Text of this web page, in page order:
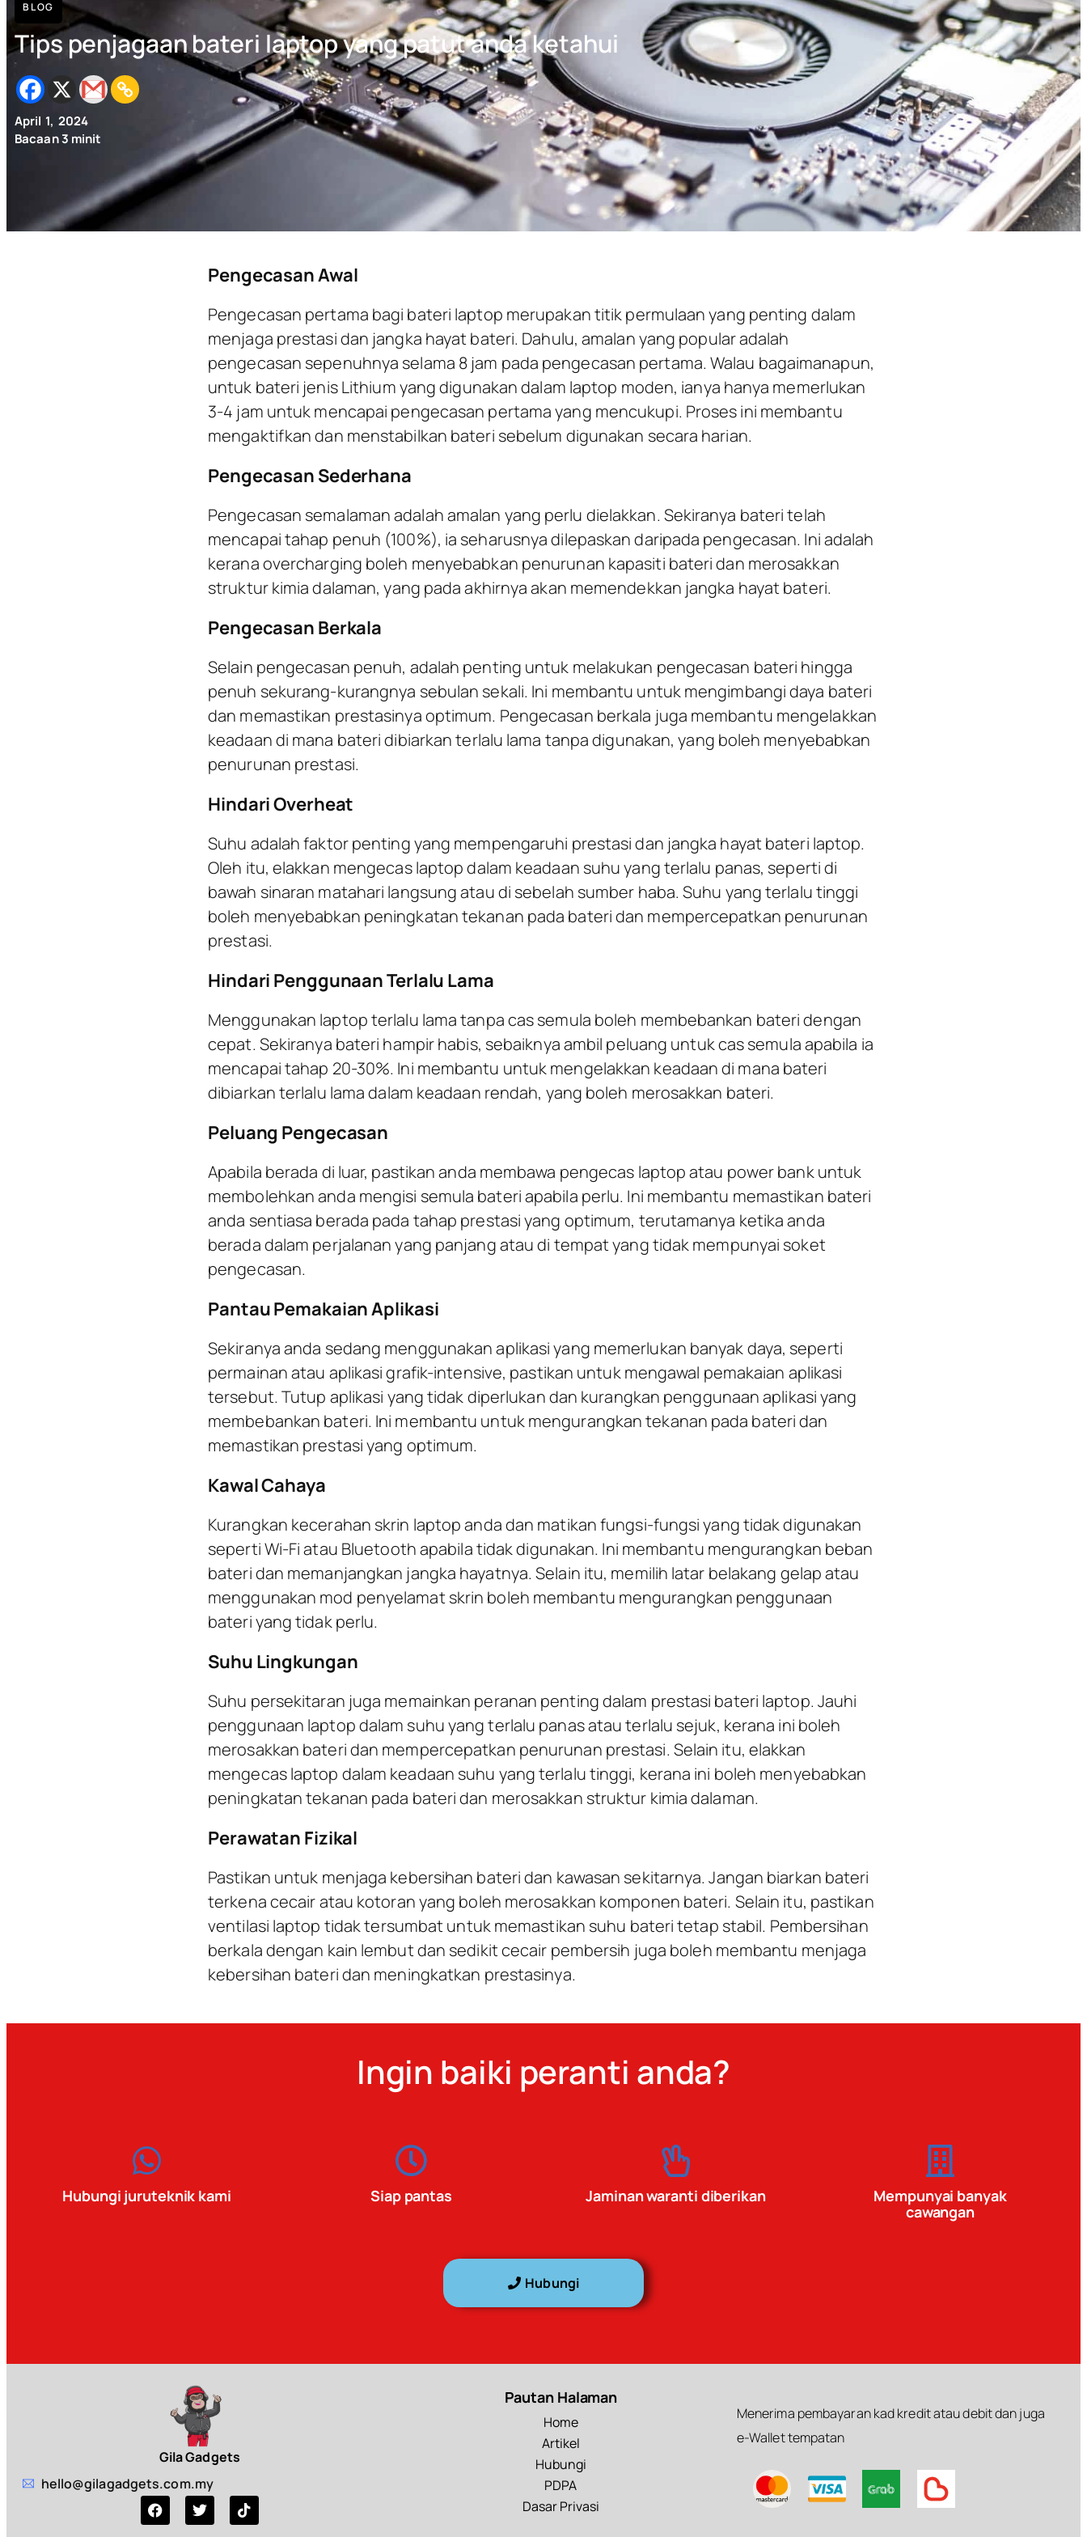
BLOG
Tips penjagaan bateri laptop yang patut anda ketahui
April 1, 2024
Bacaan3 minit
Pengecasan Awal
Pengecasan pertama bagi bateri laptop merupakan titik permulaan yang penting dalam
menjaga prestasi dan jangka hayat bateri. Dahulu, amalan yang popular adalah
pengecasan sepenuhnya selama 8 jam pada pengecasan pertama. Walau bagaimanapun,
untuk bateri jenis Lithium yang digunakan dalam laptop moden, ianya hanya memerlukan
3-4 jam untuk mencapai pengecasan pertama yang mencukupi. Proses ini membantu
mengaktifkan dan menstabilkan bateri sebelum digunakan secara harian.
Pengecasan Sederhana
Pengecasan semalaman adalah amalan yang perlu dielakkan. Sekiranya bateri telah
mencapai tahap penuh (100%), ia seharusnya dilepaskan daripada pengecasan. Ini adalah
kerana overcharging boleh menyebabkan penurunan kapasiti bateri dan merosakkan
struktur kimia dalaman, yang pada akhirnya akan memendekkan jangka hayat bateri.
Pengecasan Berkala
Selain pengecasan penuh, adalah penting untuk melakukan pengecasan bateri hingga
penuh sekurang-kurangnya sebulan sekali. Ini membantu untuk mengimbangi daya bateri
dan memastikan prestasinya optimum. Pengecasan berkala juga membantu mengelakkan
keadaan di mana bateri dibiarkan terlalu lama tanpa digunakan, yang boleh menyebabkan
penurunan prestasi.
Hindari Overheat
Suhu adalah faktor penting yang mempengaruhi prestasi dan jangka hayat bateri laptop.
Oleh itu, elakkan mengecas laptop dalam keadaan suhu yang terlalu panas, seperti di
bawah sinaran matahari langsung atau di sebelah sumber haba. Suhu yang terlalu tinggi
boleh menyebabkan peningkatan tekanan pada bateri dan mempercepatkan penurunan
prestasi.
Hindari Penggunaan Terlalu Lama
Menggunakan laptop terlalu lama tanpa cas semula boleh membebankan bateri dengan
cepat. Sekiranya bateri hampir habis, sebaiknya ambil peluang untuk cas semula apabila ia
mencapai tahap 20-30%. Ini membantu untuk mengelakkan keadaan di mana bateri
dibiarkan terlalu lama dalam keadaan rendah, yang boleh merosakkan bateri.
Peluang Pengecasan
Apabila berada di luar, pastikan anda membawa pengecas laptop atau power bank untuk
membolehkan anda mengisi semula bateri apabila perlu. Ini membantu memastikan bateri
anda sentiasa berada pada tahap prestasi yang optimum, terutamanya ketika anda
berada dalam perjalanan yang panjang atau di tempat yang tidak mempunyai soket
pengecasan.
Pantau Pemakaian Aplikasi
Sekiranya anda sedang menggunakan aplikasi yang memerlukan banyak daya, seperti
permainan atau aplikasi grafik-intensive, pastikan untuk mengawal pemakaian aplikasi
tersebut. Tutup aplikasi yang tidak diperlukan dan kurangkan penggunaan aplikasi yang
membebankan bateri. Ini membantu untuk mengurangkan tekanan pada bateri dan
memastikan prestasi yang optimum.
Kawal Cahaya
Kurangkan kecerahan skrin laptop anda dan matikan fungsi-fungsi yang tidak digunakan
seperti Wi-Fi atau Bluetooth apabila tidak digunakan. Ini membantu mengurangkan beban
bateri dan memanjangkan jangka hayatnya. Selain itu, memilih latar belakang gelap atau
menggunakan mod penyelamat skrin boleh membantu mengurangkan penggunaan
bateri yang tidak perlu.
Suhu Lingkungan
Suhu persekitaran juga memainkan peranan penting dalam prestasi bateri laptop. Jauhi
penggunaan laptop dalam suhu yang terlalu panas atau terlalu sejuk, kerana ini boleh
merosakkan bateri dan mempercepatkan penurunan prestasi. Selain itu, elakkan
mengecas laptop dalam keadaan suhu yang terlalu tinggi, kerana ini boleh menyebabkan
peningkatan tekanan pada bateri dan merosakkan struktur kimia dalaman.
Perawatan Fizikal
Pastikan untuk menjaga kebersihan bateri dan kawasan sekitarnya. Jangan biarkan bateri
terkena cecair atau kotoran yang boleh merosakkan komponen bateri. Selain itu, pastikan
ventilasi laptop tidak tersumbat untuk memastikan suhu bateri tetap stabil. Pembersihan
berkala dengan kain lembut dan sedikit cecair pembersih juga boleh membantu menjaga
kebersihan bateri dan meningkatkan prestasinya.
Ingin baiki peranti anda?
Hubungi juruteknik kami Siap pantas Jaminan waranti diberikan
Mempunyai banyak
cawangan
Hubungi
Gila Gadgets
hello@gilagadgets.com.my
Pautan Halaman
Home
Artikel
Hubungi
PDPA
Dasar Privasi
Menerima pembayaran kad kredit atau debit dan juga
e-Wallet tempatan